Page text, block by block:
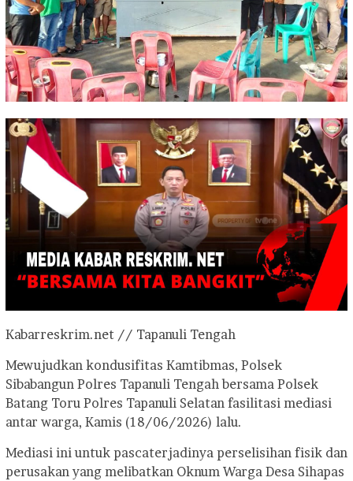
Kabarreskrim.net // Tapanuli Tengah
Mewujudkan kondusifitas Kamtibmas, Polsek
Sibabangun Polres Tapanuli Tengah bersama Polsek
Batang Toru Polres Tapanuli Selatan fasilitasi mediasi
antar warga, Kamis (18/06/2026) lalu.
Mediasi ini untuk pascaterjadinya perselisihan fisik dan
perusakan yang melibatkan Oknum Warga Desa Sihapas